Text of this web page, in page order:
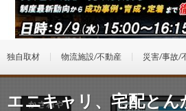
独自取材 物流施設/不動産 災害/事故/
エニキャリ、宅配とん